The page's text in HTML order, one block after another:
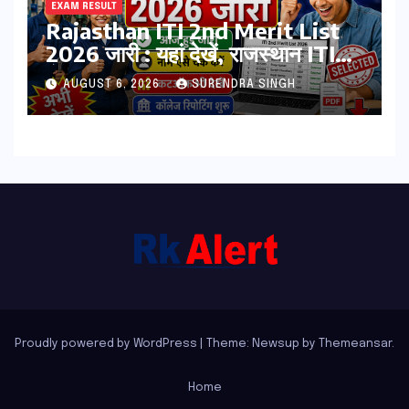
EXAM RESULT
Rajasthan ITI 2nd Merit List
2026 जारी : यहां देखें, राजस्थान ITI
सेकंड College Allotment लिस्ट
पीडीऍफ़
AUGUST 6, 2026 SURENDRA SINGH
Proudly powered by WordPress Theme: Newsup by Themeansar.
Home